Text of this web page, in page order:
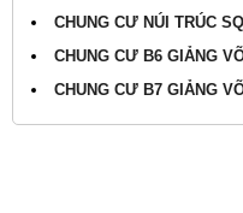
CHUNG CƯ NÚI TRÚC
CHUNG CƯ B6 GIẢNG
CHUNG CƯ B7 GIẢNG